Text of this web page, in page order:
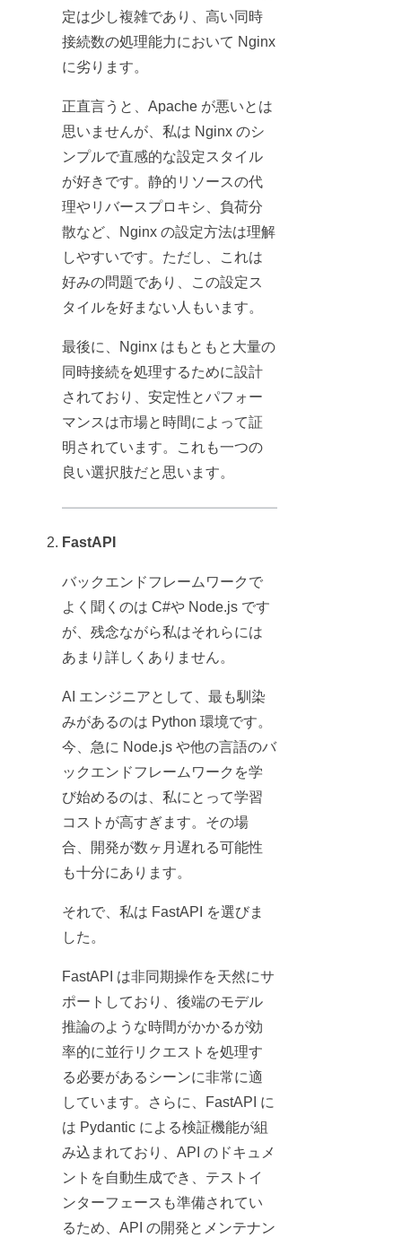
定は少し複雑であり、高い同時
接続数の処理能力において Nginx
に劣ります。
正直言うと、Apache が悪いとは
思いませんが、私は Nginx のシ
ンプルで直感的な設定スタイル
が好きです。静的リソースの代
理やリバースプロキシ、負荷分
散など、Nginx の設定方法は理解
しやすいです。ただし、これは
好みの問題であり、この設定ス
タイルを好まない人もいます。
最後に、Nginx はもともと大量の
同時接続を処理するために設計
されており、安定性とパフォー
マンスは市場と時間によって証
明されています。これも一つの
良い選択肢だと思います。
FastAPI
バックエンドフレームワークで
よく聞くのは C#や Node.js です
が、残念ながら私はそれらには
あまり詳しくありません。
AI エンジニアとして、最も馴染
みがあるのは Python 環境です。
今、急に Node.js や他の言語のバ
ックエンドフレームワークを学
び始めるのは、私にとって学習
コストが高すぎます。その場
合、開発が数ヶ月遅れる可能性
も十分にあります。
それで、私は FastAPI を選びま
した。
FastAPI は非同期操作を天然にサ
ポートしており、後端のモデル
推論のような時間がかかるが効
率的に並行リクエストを処理す
る必要があるシーンに非常に適
しています。さらに、FastAPI に
は Pydantic による検証機能が組
み込まれており、API のドキュメ
ントを自動生成でき、テストイ
ンターフェースも準備されてい
るため、API の開発とメンテナン